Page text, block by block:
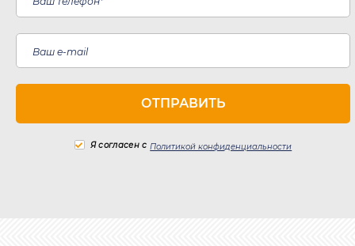
Я согласен с Политикой конфиденциальности